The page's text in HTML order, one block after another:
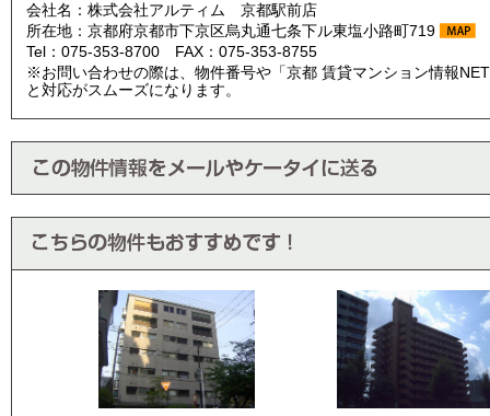
会社名：株式会社アルティム 京都駅前店
所在地：京都府京都市下京区烏丸通七条下ル東塩小路町719
Tel：075-353-8700 FAX：075-353-8755
※お問い合わせの際は、物件番号や「京都 賃貸マンション情報
と対応がスムーズになります。